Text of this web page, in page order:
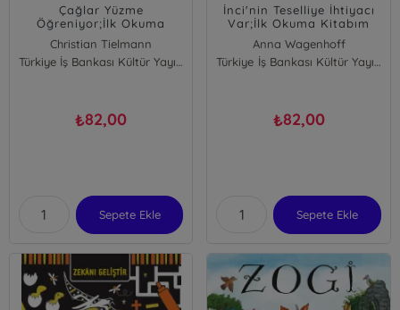
Çağlar Yüzme
Öğreniyor;İlk Okuma
Kitabım
Christian Tielmann
Türkiye İş Bankası Kültür Yayınları
₺82,00
Sepete Ekle
İnci'nin Teselliye İhtiyacı
Var;İlk Okuma Kitabım
Anna Wagenhoff
Türkiye İş Bankası Kültür Yayınları
₺82,00
Sepete Ekle